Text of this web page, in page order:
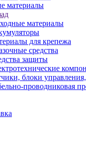
материалы
материалы
для крепежа
средства
защиты
блоки
проводниковая